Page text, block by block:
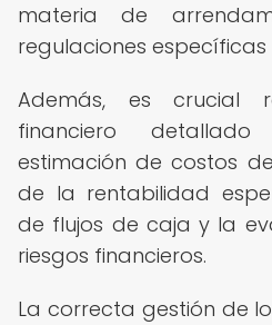
materia de
regulaciones
Además, es crucial
financiero
estimación de costos
de la rentabilidad
de flujos de caja y la
riesgos financieros.
La correcta gestión de